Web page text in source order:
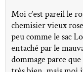
Moi c’est pareil le
chemisier vieux
peu comme le sac
entaché par le
dommage parce